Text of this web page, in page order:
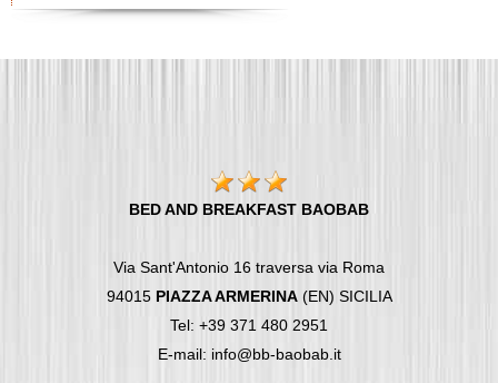
BED AND BREAKFAST BAOBAB
Via Sant'Antonio 16 traversa via Roma
94015 PIAZZA ARMERINA(EN) SICILIA
Tel: +39 371 480 2951
E-mail: info@bb-baobab.it